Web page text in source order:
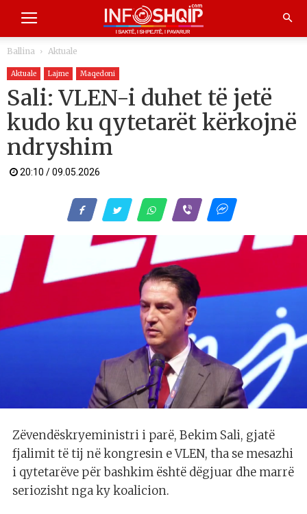
Ballina Aktuale
Aktuale Lajme Maqedoni
Sali: VLEN-i duhet të jetë
kudo ku qytetarët kërkojnë
ndryshim
20:10 / 09.05.2026
Zëvendëskryeministri i parë, Bekim Sali, gjatë
fjalimit të tij në kongresin e VLEN, tha se mesazhi
i qytetarëve për bashkim është dëgjuar dhe marrë
seriozisht nga ky koalicion.